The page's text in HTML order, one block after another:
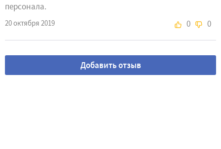
персонала.
20 октября 2019 0 0
Добавить отзыв